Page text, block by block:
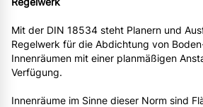
Mit der DIN 18534 steht Planern und
Regelwerk für die Abdichtung von
Innenräumen mit einer planmäßigen
Verfügung.
Innenräume im Sinne dieser Norm sind